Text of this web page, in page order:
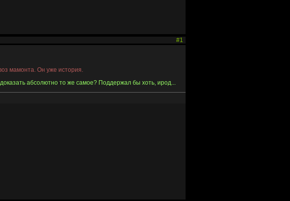
#1
мамонта. Он уже история.
абсолютно то же самое? Поддержал бы хоть, ирод...